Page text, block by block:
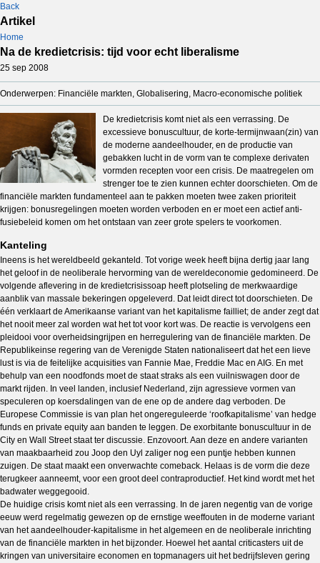
Back
Artikel
Home
Na de kredietcrisis: tijd voor echt liberalisme
25 sep 2008
Onderwerpen: Financiële markten, Globalisering, Macro-economische politiek
De kredietcrisis komt niet als een verrassing. De
excessieve bonuscultuur, de korte-termijnwaan(zin) van
de moderne aandeelhouder, en de productie van
gebakken lucht in de vorm van te complexe derivaten
vormden recepten voor een crisis. De maatregelen om
strenger toe te zien kunnen echter doorschieten. Om de
financiële markten fundamenteel aan te pakken moeten twee zaken prioriteit
krijgen: bonusregelingen moeten worden verboden en er moet een actief anti-
fusiebeleid komen om het ontstaan van zeer grote spelers te voorkomen.
Kanteling
Ineens is het wereldbeeld gekanteld. Tot vorige week heeft bijna dertig jaar lang
het geloof in de neoliberale hervorming van de wereldeconomie gedomineerd. De
volgende aflevering in de kredietcrisissoap heeft plotseling de merkwaardige
aanblik van massale bekeringen opgeleverd. Dat leidt direct tot doorschieten. De
één verklaart de Amerikaanse variant van het kapitalisme failliet; de ander zegt dat
het nooit meer zal worden wat het tot voor kort was. De reactie is vervolgens een
pleidooi voor overheidsingrijpen en herregulering van de financiële markten. De
Republikeinse regering van de Verenigde Staten nationaliseert dat het een lieve
lust is via de feitelijke acquisities van Fannie Mae, Freddie Mac en AIG. En met
behulp van een noodfonds moet de staat straks als een vuilniswagen door de
markt rijden. In veel landen, inclusief Nederland, zijn agressieve vormen van
speculeren op koersdalingen van de ene op de andere dag verboden. De
Europese Commissie is van plan het ongereguleerde ‘roofkapitalisme’ van hedge
funds en private equity aan banden te leggen. De exorbitante bonuscultuur in de
City en Wall Street staat ter discussie. Enzovoort. Aan deze en andere varianten
van maakbaarheid zou Joop den Uyl zaliger nog een puntje hebben kunnen
zuigen. De staat maakt een onverwachte comeback. Helaas is de vorm die deze
terugkeer aanneemt, voor een groot deel contraproductief. Het kind wordt met het
badwater weggegooid.
De huidige crisis komt niet als een verrassing. In de jaren negentig van de vorige
eeuw werd regelmatig gewezen op de ernstige weeffouten in de moderne variant
van het aandeelhouder-kapitalisme in het algemeen en de neoliberale inrichting
van de financiële markten in het bijzonder. Hoewel het aantal criticasters uit de
kringen van universitaire economen en topmanagers uit het bedrijfsleven gering